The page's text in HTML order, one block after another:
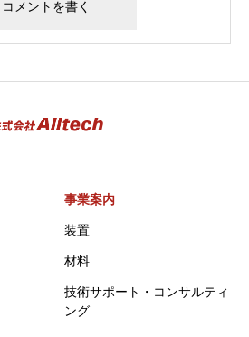
事業案内
装置
材料
技術サポート・コンサルティ
ング